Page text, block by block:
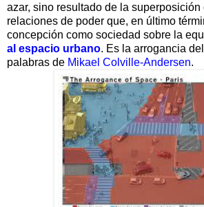
azar, sino resultado de la
relaciones de poder que, en último
concepción como sociedad sobre la
al espacio urbano. Es la arrogancia
palabras de Mikael Colville-Andersen.